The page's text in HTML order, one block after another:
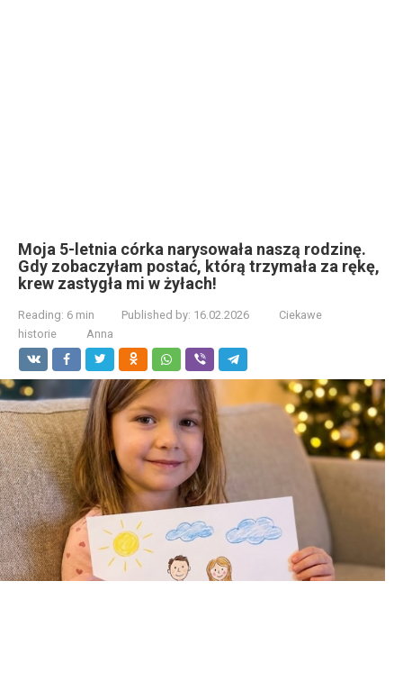
Moja 5-letnia córka narysowała naszą rodzinę.
Gdy zobaczyłam postać, którą trzymała za rękę,
krew zastygła mi w żyłach!
Reading: 6 min Published by: 16.02.2026
Ciekawe
historie
Anna